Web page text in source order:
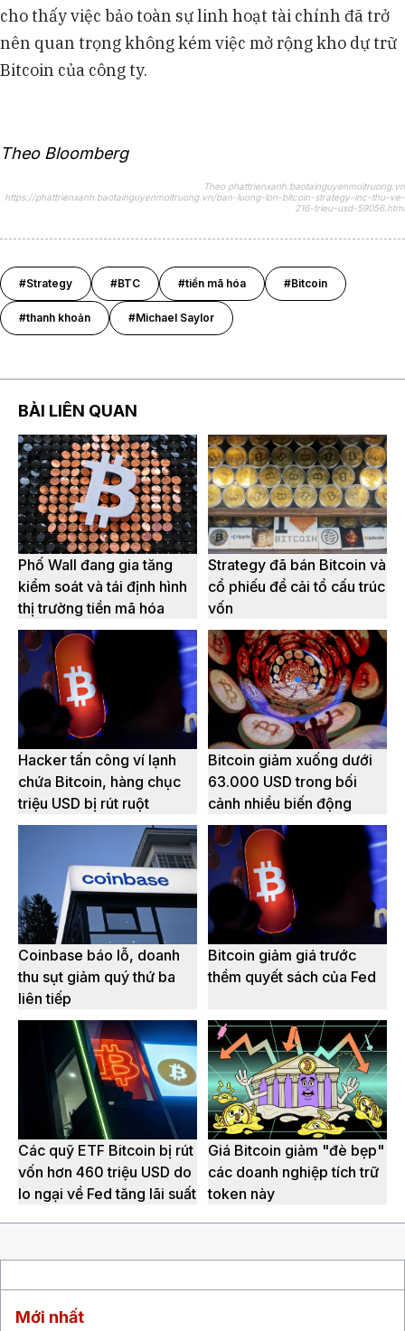
cho thấy việc bảo toàn sự linh hoạt tài chính đã trở
nên quan trọng không kém việc mở rộng kho dự trữ
Bitcoin của công ty.
Theo Bloomberg
Theo phattrienxanh.baotainguyenmoitruong.vn
https://phattrienxanh.baotainguyenmoitruong.vn/ban-luong-lon-bitcoin-strategy-inc-thu-ve-
216-trieu-usd-59056.html
#Strategy #BTC #tiền mã hóa #Bitcoin
#thanh khoản #Michael Saylor
BÀI LIÊN QUAN
Phố Wall đang gia tăng
kiểm soát và tái định hình
thị trường tiền mã hóa
Strategy đã bán Bitcoin và
cổ phiếu để cải tổ cấu trúc
vốn
Hacker tấn công ví lạnh
chứa Bitcoin, hàng chục
triệu USD bị rút ruột
Bitcoin giảm xuống dưới
63.000 USD trong bối
cảnh nhiều biến động
Coinbase báo lỗ, doanh
thu sụt giảm quý thứ ba
liên tiếp
Bitcoin giảm giá trước
thềm quyết sách của Fed
Các quỹ ETF Bitcoin bị rút
vốn hơn 460 triệu USD do
lo ngại về Fed tăng lãi suất
Giá Bitcoin giảm "đè bẹp"
các doanh nghiệp tích trữ
token này
Mới nhất